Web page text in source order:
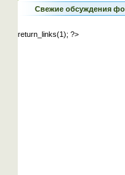
Свежие обсуждения
return_links(1); ?>